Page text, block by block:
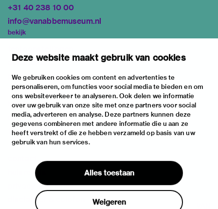
Deze website maakt gebruik van cookies
We gebruiken cookies om content en advertenties te
personaliseren, om functies voor social media te bieden en om
ons websiteverkeer te analyseren. Ook delen we informatie
over uw gebruik van onze site met onze partners voor social
media, adverteren en analyse. Deze partners kunnen deze
gegevens combineren met andere informatie die u aan ze
heeft verstrekt of die ze hebben verzameld op basis van uw
gebruik van hun services.
Alles toestaan
Weigeren
+31 40 238 10 00
info@vanabbemuseum.nl
bekijk
activiteiten
praktische informatie
over
het museum
de collectie
fondsen & partners
huisregels
privacy & cookies
disclaimer & colofon